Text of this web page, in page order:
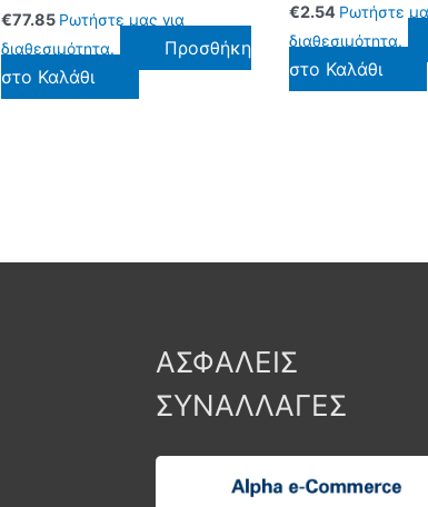
€77.85 Ρωτήστε μας για
διαθεσιμότητα.
Προσθήκη
στο Καλάθι
€2.54 Ρωτήστε
διαθεσιμότητα.
στο Καλάθι
ΑΣΦΑΛΕΙΣ
ΣΥΝΑΛΛΑΓΕΣ